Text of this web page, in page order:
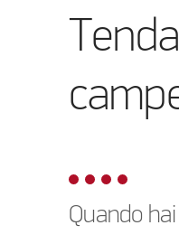
Quando